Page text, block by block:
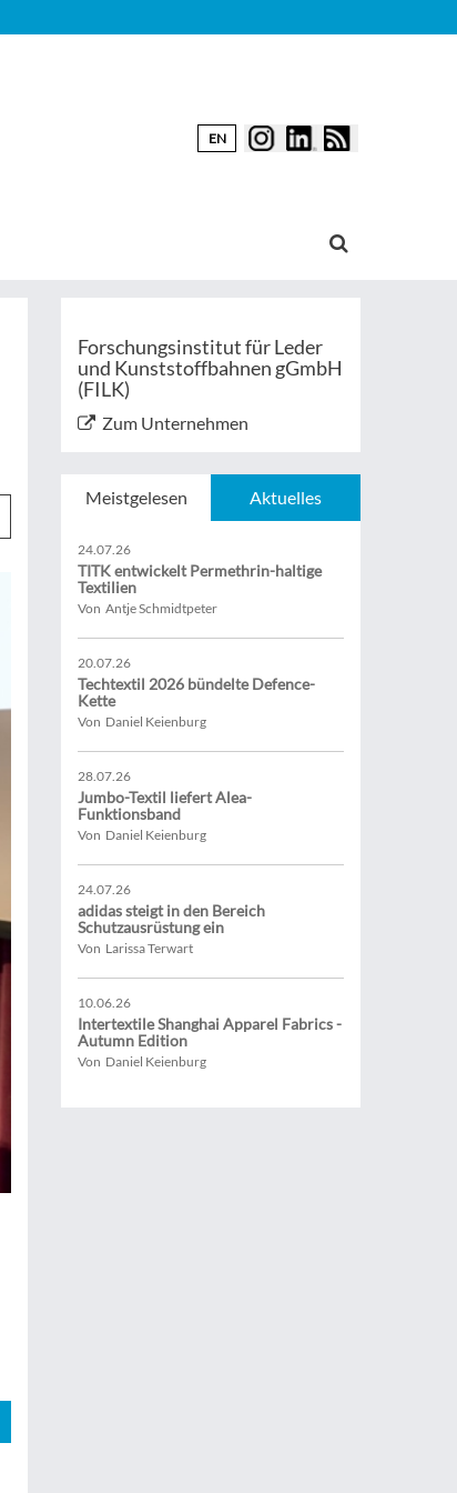
EN
Forschungsinstitut für Leder
und Kunststoffbahnen gGmbH
(FILK)
Zum Unternehmen
Meistgelesen Aktuelles
24.07.26
TITK entwickelt Permethrin-haltige
Textilien
Von Antje Schmidtpeter
20.07.26
Techtextil 2026 bündelte Defence-
Kette
Von Daniel Keienburg
28.07.26
Jumbo-Textil liefert Alea-
Funktionsband
Von Daniel Keienburg
24.07.26
adidas steigt in den Bereich
Schutzausrüstung ein
Von Larissa Terwart
10.06.26
Intertextile Shanghai Apparel Fabrics -
Autumn Edition
Von Daniel Keienburg